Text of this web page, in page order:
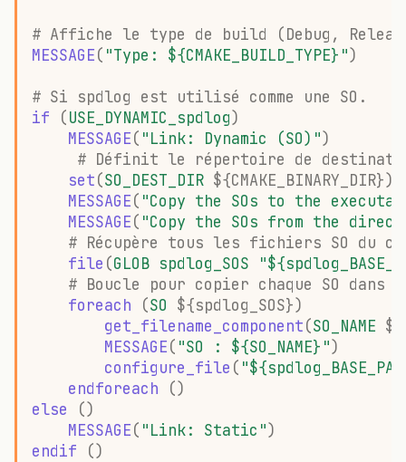
# Affiche le type de build (Debug,
MESSAGE( "Type: ${CMAKE_BUILD_TYPE}")
# Si spdlog est utilisé comme une SO.
if
(USE_DYNAMIC_spdlog)
MESSAGE( "Link: Dynamic (SO)")
# Définit le répertoire de
set(SO_DEST_DIR ${CMAKE_BINARY_DIR})
MESSAGE( "Copy the SOs to the
MESSAGE( "Copy the SOs from the
# Récupère tous les fichiers SO du
file (GLOB spdlog_SOS
# Boucle pour copier chaque SO
foreach
(SO ${spdlog_SOS})
get_filename_component(SO_NAME ${
MESSAGE( "SO : ${SO_NAME}")
configure_file (
endforeach
()
else
()
MESSAGE( "Link: Static")
endif
()